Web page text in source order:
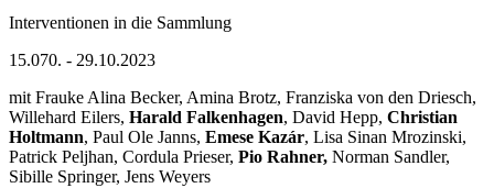
Interventionen in die Sammlung
15.070. - 29.10.2023
mit Frauke Alina Becker, Amina Brotz, Franziska von den Driesch,
Willehard Eilers, Harald Falkenhagen, David Hepp, Christian
Holtmann, Paul Ole Janns, Emese Kazár, Lisa Sinan Mrozinski,
Patrick Peljhan, Cordula Prieser, Pio Rahner, Norman Sandler,
Sibille Springer, Jens Weyers